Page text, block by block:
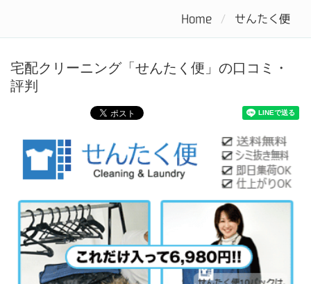
Home せんたく便
宅配クリーニング「せんたく便」の口コミ・
評判